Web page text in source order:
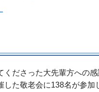
くださった大先輩方への感
した敬老会に138名が参加